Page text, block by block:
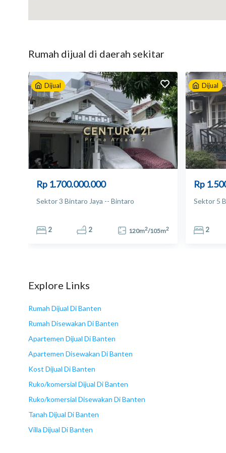
dari develover
081286484264
Whatsapp :
api.whatsapp.com/send?phone=6281286484264
Listrik: 2200 watt
AC: 2
Apakah mobil masuk? Masuk
Bebas banjir? Ya
Rumah dijual di daerah sekitar
Dijual
Rp 1.700.000.000
Sektor 3 Bintaro Jaya -- Bintaro
2 2 120m2/105m2
Dijual
Rp
Sektor 5
2
Explore Links
Rumah Dijual Di Banten
Rumah Disewakan Di Banten
Apartemen Dijual Di Banten
Apartemen Disewakan Di Banten
Kost Dijual Di Banten
Ruko/komersial Dijual Di Banten
Ruko/komersial Disewakan Di Banten
Tanah Dijual Di Banten
Villa Dijual Di Banten